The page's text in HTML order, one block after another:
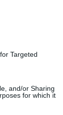
Targeted
and/or Sharing
for which it
is
Bank